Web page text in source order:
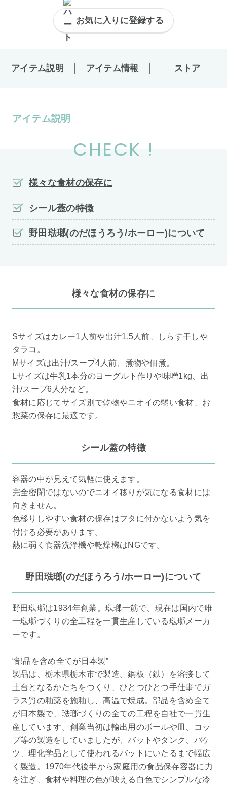
お気に入りに登録する
アイテム説明 アイテム情報 ストア
アイテム説明
CHECK !
様々な食材の保存に
シール蓋の特徴
野田琺瑯(のだほうろう/ホーロー)について
様々な食材の保存に
Sサイズはカレー1人前や出汁1.5人前、しらす干しや
タラコ。
Mサイズは出汁/スープ4人前、煮物や佃煮。
Lサイズは牛乳1本分のヨーグルト作りや味噌1kg、出
汁/スープ6人分など。
食材に応じてサイズ別で乾物やニオイの弱い食材、お
惣菜の保存に最適です。
シール蓋の特徴
容器の中が見えて気軽に使えます。
完全密閉ではないのでニオイ移りが気になる食材には
向きません。
色移りしやすい食材の保存はフタに付かないよう気を
付ける必要があります。
熱に弱く食器洗浄機や乾燥機はNGです。
野田琺瑯(のだほうろう/ホーロー)について
野田琺瑯は1934年創業。琺瑯一筋で、現在は国内で唯
一琺瑯づくりの全工程を一貫生産している琺瑯メーカ
ーです。
“部品を含め全てが日本製”
製品は、栃木県栃木市で製造。鋼板（鉄）を溶接して
土台となるかたちをつくり、ひとつひとつ手仕事でガ
ラス質の釉薬を施釉し、高温で焼成。部品を含め全て
が日本製で、琺瑯づくりの全ての工程を自社で一貫生
産しています。創業当初は輸出用のボールや皿、コッ
プ等の製造をしていましたが、バットやタンク、バケ
ツ、理化学品として使われるバットにいたるまで幅広
く製造。1970年代後半から家庭用の食品保存容器に力
を注ぎ、食材や料理の色が映える白色でシンプルな冷